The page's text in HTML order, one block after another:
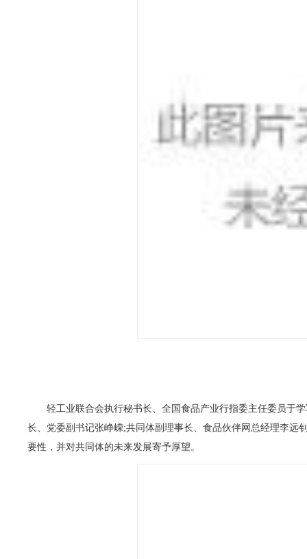
轻工业联合会执行秘书长、全国食品产业行指委主任委员于学
长、党委副书记张峥嵘;共同体副理事长、食品伙伴网总经理李远
要性，并对共同体的未来发展寄予厚望。